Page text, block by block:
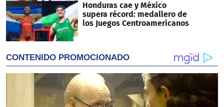
Honduras cae y México
supera récord: medallero de
los Juegos Centroamericanos